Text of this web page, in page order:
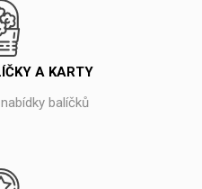
A KARTY
balíčků